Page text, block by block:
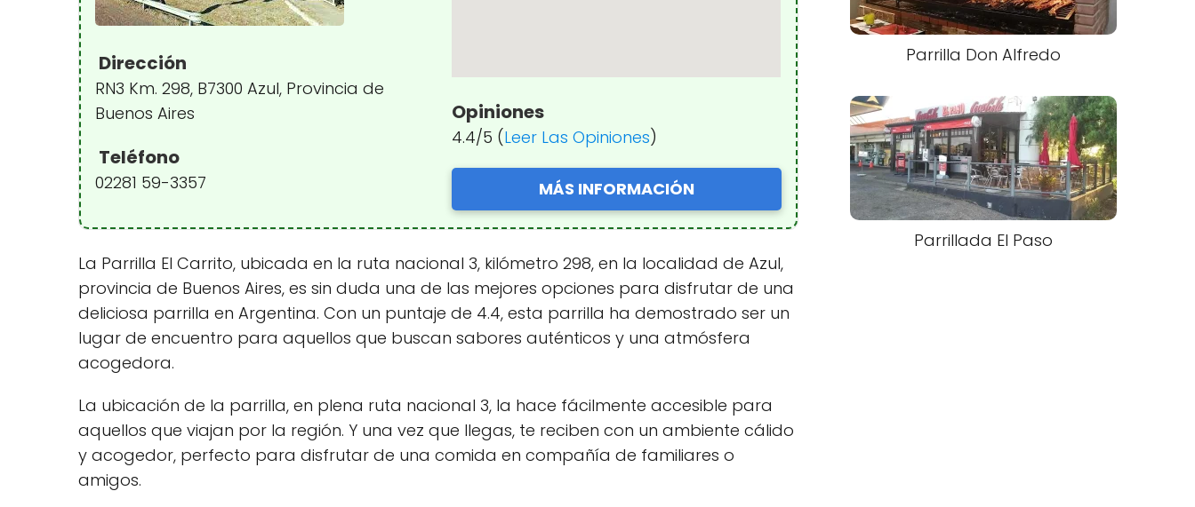
Dirección
RN3 Km. 298, B7300 Azul, Provincia de
Buenos Aires
Teléfono
02281 59-3357
Opiniones
4.4/5 (Leer Las Opiniones)
MÁS INFORMACIÓN
La Parrilla El Carrito, ubicada en la ruta nacional 3, kilómetro 298, en la localidad de Azul,
provincia de Buenos Aires, es sin duda una de las mejores opciones para disfrutar de una
deliciosa parrilla en Argentina. Con un puntaje de 4.4, esta parrilla ha demostrado ser un
lugar de encuentro para aquellos que buscan sabores auténticos y una atmósfera
acogedora.
La ubicación de la parrilla, en plena ruta nacional 3, la hace fácilmente accesible para
aquellos que viajan por la región. Y una vez que llegas, te reciben con un ambiente cálido
y acogedor, perfecto para disfrutar de una comida en compañía de familiares o
amigos.
Parrilla Don Alfredo
Parrillada El Paso